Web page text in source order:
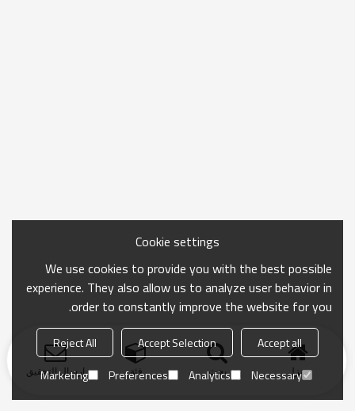
منزل بحث فئة ارسال التحقيق
Cookie settings
We use cookies to provide you with the best possible
experience. They also allow us to analyze user behavior in
order to constantly improve the website for you.
Accept all
Accept Selection
Reject All
Necessary
Analytics
Preferences
Marketing